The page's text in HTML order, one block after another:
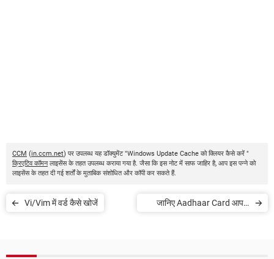
CCM (in.ccm.net) पर उपलब्ध यह डॉक्युमेंट "Windows Update Cache को क्लियर कैसे करें "
क्रिएटिव कॉमनलाइसेंस के तहत उपलब्ध कराया गया है. जैसा कि इस नोट में साफ जाहिर है, आप इस पन्ने को
लाइसेंस के तहत दी गई शर्तों के मुताबिक संशोधित और कॉपी कर सकते हैं.
Vi/Vim में वर्ड कैसे खोजें
जानिए Aadhaar Card आपके